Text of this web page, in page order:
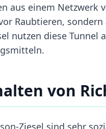
aus einem Netzwerk
Raubtieren,
nutzen diese Tunnel
von
Ziesel sind sehr